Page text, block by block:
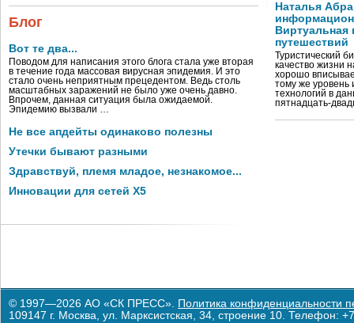
Блог
Вот те два...
Поводом для написания этого блога стала уже вторая
в течение года массовая вирусная эпидемия. И это
стало очень неприятным прецедентом. Ведь столь
масштабных заражений не было уже очень давно.
Впрочем, данная ситуация была ожидаемой.
Эпидемию вызвали …
Не все апдейты одинаково полезны
Утечки бывают разными
Здравствуй, племя младое, незнакомое...
Инновации для сетей X5
Наталья
путешествий
Туристический
качество жизни
хорошо
тому же
технологий в
пятнадцать-
© 1997—2026 АО «СК ПРЕСС». Политика конфиденциальности
109147 г. Москва, ул. Марксистская, 34, строение 10. Телефон: